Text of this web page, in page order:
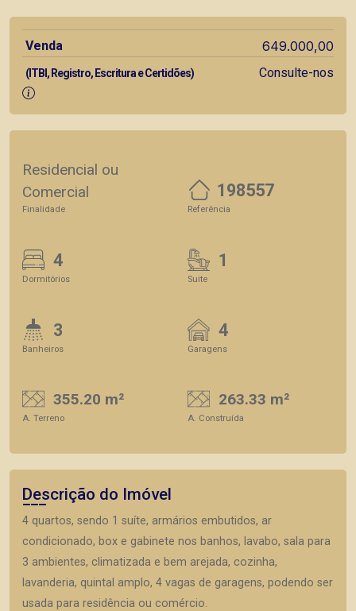
Venda 649.000,00
(ITBI, Registro, Escritura e Certidões) Consulte-nos
Residencial ou
Comercial
Finalidade
198557
Referência
4
Dormitórios
1
Suite
3
Banheiros
4
Garagens
355.20 m²
A. Terreno
263.33 m²
A. Construída
Descrição do Imóvel
4 quartos, sendo 1 suíte, armários embutidos, ar
condicionado, box e gabinete nos banhos, lavabo, sala para
3 ambientes, climatizada e bem arejada, cozinha,
lavanderia, quintal amplo, 4 vagas de garagens, podendo ser
usada para residência ou comércio.